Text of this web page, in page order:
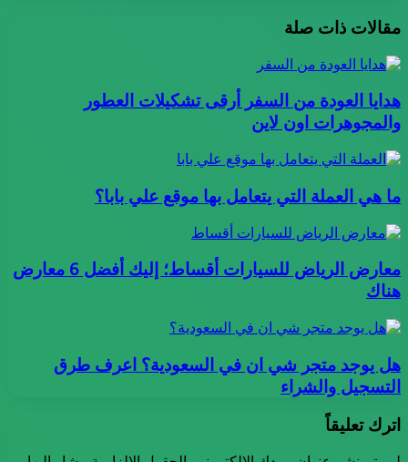
مقالات ذات صلة
هدايا العودة من السفر أرقى تشكيلات العطور
والمجوهرات اون لاين
ما هي العملة التي يتعامل بها موقع علي بابا؟
معارض الرياض للسيارات أقساط؛ إليك أفضل 6 معارض
هناك
هل يوجد متجر شي ان في السعودية؟ اعرف طرق
التسجيل والشراء
اترك تعليقاً